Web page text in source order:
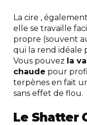
La cire ,
elle se travaille
propre (souvent
qui la rend idéale
Vous pouvez la
chaude pour
terpènes en fait
sans effet de flou.
Le Shatter